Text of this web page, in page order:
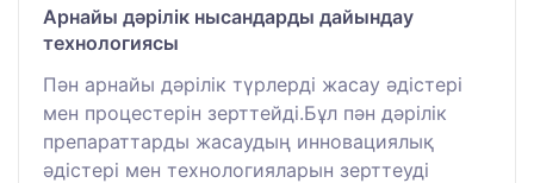
Арнайы дәрілік нысандарды дайындау
технологиясы
Пән арнайы дәрілік түрлерді жасау әдістері
мен процестерін зерттейді.Бұл пән дәрілік
препараттарды жасаудың инновациялық
әдістері мен технологияларын зерттеуді